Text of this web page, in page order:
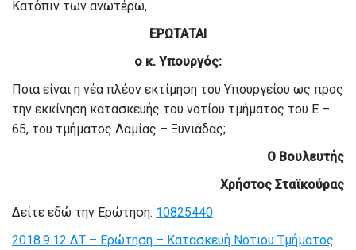
Κατόπιν των ανωτέρω,
ΕΡΩΤΑΤΑΙ
ο κ. Υπουργός:
Ποια είναι η νέα πλέον εκτίμηση του Υπουργείου ως προς
την εκκίνηση κατασκευής του νοτίου τμήματος του Ε –
65, του τμήματος Λαμίας – Ξυνιάδας;
Ο Βουλευτής
Χρήστος Σταϊκούρας
Δείτε εδώ την Ερώτηση: 10825440
2018.9.12 ΔΤ – Ερώτηση – Κατασκευή Νότιου Τμήματος